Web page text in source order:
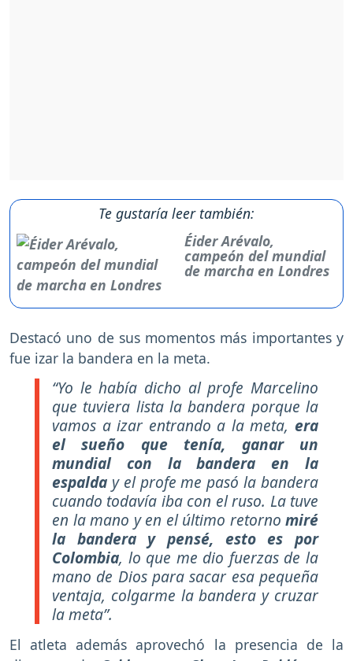
Te gustaría leer también:
Éider Arévalo,
campeón del mundial
de marcha en Londres
Destacó uno de sus momentos más importantes y
fue izar la bandera en la meta.
“Yo le había dicho al profe Marcelino
que tuviera lista la bandera porque la
vamos a izar entrando a la meta, era
el sueño que tenía, ganar un
mundial con la bandera en la
espalda y el profe me pasó la bandera
cuando todavía iba con el ruso. La tuve
en la mano y en el último retorno miré
la bandera y pensé, esto es por
Colombia, lo que me dio fuerzas de la
mano de Dios para sacar esa pequeña
ventaja, colgarme la bandera y cruzar
la meta”.
El atleta además aprovechó la presencia de la